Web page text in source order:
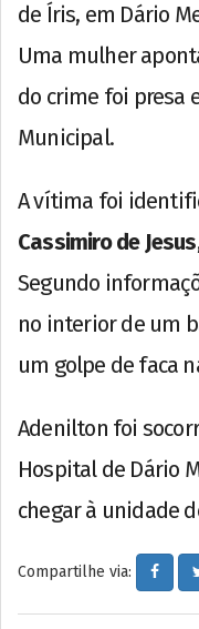
de Íris, em Dário
Uma mulher
do crime foi presa
Municipal.
A vítima foi
Cassimiro de Jesus
Segundo
no interior de um
um golpe de faca
Adenilton foi
Hospital de Dário
chegar à unidade
Compartilhe via: